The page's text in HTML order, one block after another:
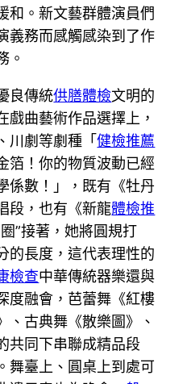
和。新文藝群體演員們
義務而感觸感染到了作
。
良傳統供膳體檢文明的
戲曲藝術作品選擇上，
川劇等劇種「健檢推薦
箔！你的物質波動已經
係數！」，既有《牡丹
段，也有《新龍體檢推
”接著，她將圓規打
的長度，這代表理性的
檢查中華傳統器樂還與
度融會，芭蕾舞《紅樓
、古典舞《散樂圖》、
共同下串聯成精品段
舞臺上、圓桌上到處可